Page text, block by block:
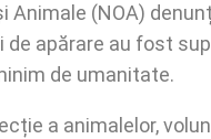
Animale (NOA)
de apărare au fost
de umanitate.
a animalelor,